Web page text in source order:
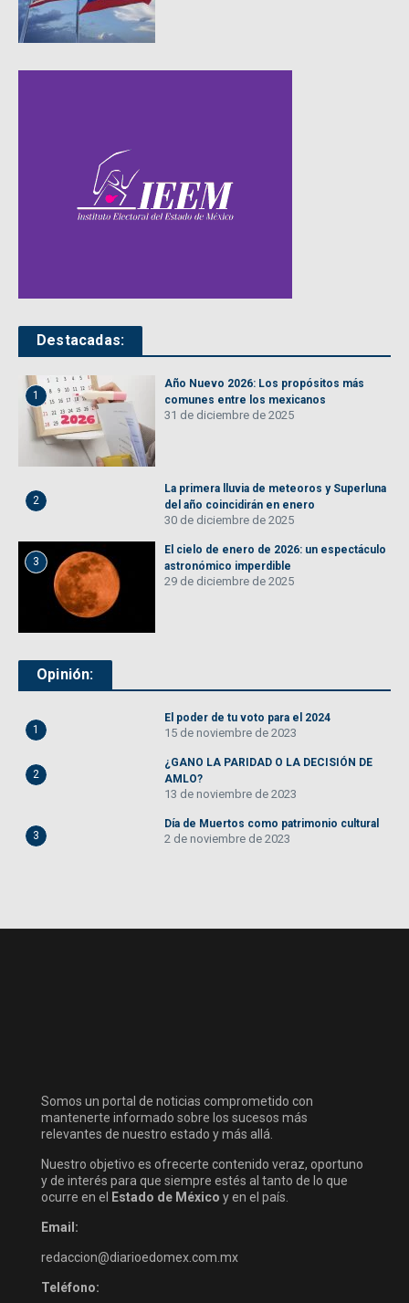
Destacadas:
1
Año Nuevo 2026: Los propósitos más
comunes entre los mexicanos
31 de diciembre de 2025
2
La primera lluvia de meteoros y Superluna
del año coincidirán en enero
30 de diciembre de 2025
3
El cielo de enero de 2026: un espectáculo
astronómico imperdible
29 de diciembre de 2025
Opinión:
1
El poder de tu voto para el 2024
15 de noviembre de 2023
2
¿GANO LA PARIDAD O LA DECISIÓN DE
AMLO?
13 de noviembre de 2023
3
Día de Muertos como patrimonio cultural
2 de noviembre de 2023
Somos un portal de noticias comprometido con
mantenerte informado sobre los sucesos más
relevantes de nuestro estado y más allá.
Nuestro objetivo es ofrecerte contenido veraz, oportuno
y de interés para que siempre estés al tanto de lo que
ocurre en el Estado de México y en el país.
Email:
redaccion@diarioedomex.com.mx
Teléfono: